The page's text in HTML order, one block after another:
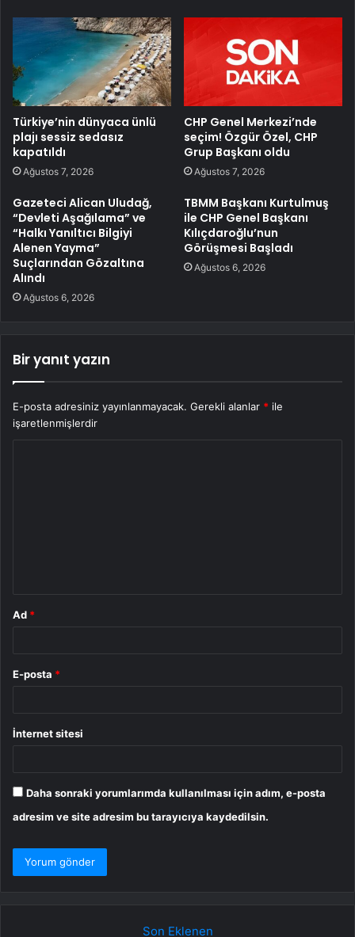
Türkiye’nin dünyaca ünlü
plajı sessiz sedasız
kapatıldı
Ağustos 7, 2026
CHP Genel Merkezi’nde
seçim! Özgür Özel, CHP
Grup Başkanı oldu
Ağustos 7, 2026
Gazeteci Alican Uludağ,
“Devleti Aşağılama” ve
“Halkı Yanıltıcı Bilgiyi
Alenen Yayma”
Suçlarından Gözaltına
Alındı
Ağustos 6, 2026
TBMM Başkanı Kurtulmuş
ile CHP Genel Başkanı
Kılıçdaroğlu’nun
Görüşmesi Başladı
Ağustos 6, 2026
Bir yanıt yazın
E-posta adresiniz yayınlanmayacak. Gerekli alanlar * ile
işaretlenmişlerdir
Ad *
E-posta *
İnternet sitesi
Daha sonraki yorumlarımda kullanılması için adım, e-posta
adresim ve site adresim bu tarayıcıya kaydedilsin.
Son Eklenen